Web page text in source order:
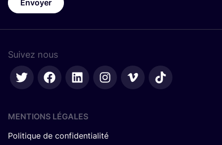
Envoyer
Suivez nous
MENTIONS LÉGALES
Politique de confidentialité